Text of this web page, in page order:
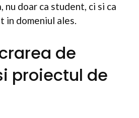
nu doar ca student, ci si ca
in domeniul ales.
de
proiectul de